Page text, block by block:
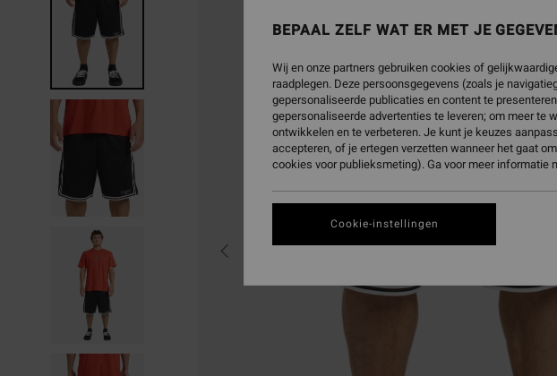
BEPAAL ZELF WAT ER MET JE
Wij en onze partners gebruiken cookies of
raadplegen. Deze persoonsgegevens (zoals je
gepersonaliseerde publicaties en content te
gepersonaliseerde advertenties te leveren; om meer te
ontwikkelen en te verbeteren. Je kunt je keuzes
accepteren, of je ertegen verzetten wanneer het gaat
cookies voor publieksmeting). Ga voor meer informatie
Cookie-instellingen